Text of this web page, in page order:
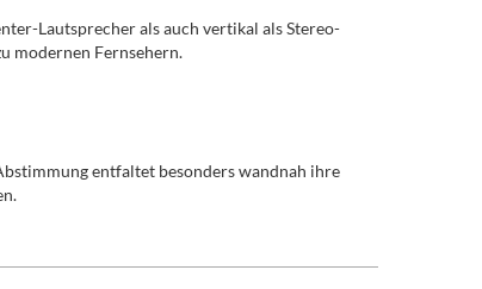
Lautsprecher als auch vertikal als Stereo-
modernen Fernsehern.
entfaltet besonders wandnah ihre